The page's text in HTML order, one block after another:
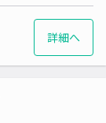
詳細へ